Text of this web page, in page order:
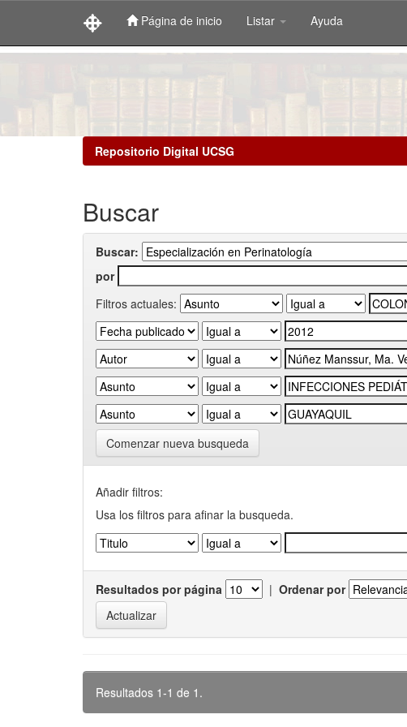
Página de inicio Listar Ayuda
Repositorio Digital UCSG
Buscar
Buscar:
por
Filtros actuales:
Comenzar nueva busqueda
Añadir filtros:
Usa los filtros para afinar la busqueda.
Resultados por página | Ordenar por
Resultados 1-1 de 1.